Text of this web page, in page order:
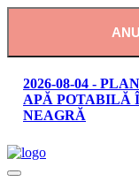
2026-08-04 -
APĂ POTABILĂ
NEAGRĂ